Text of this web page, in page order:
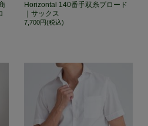
Horizontal 140番手双糸ブロード
｜サックス
7,700円(税込)